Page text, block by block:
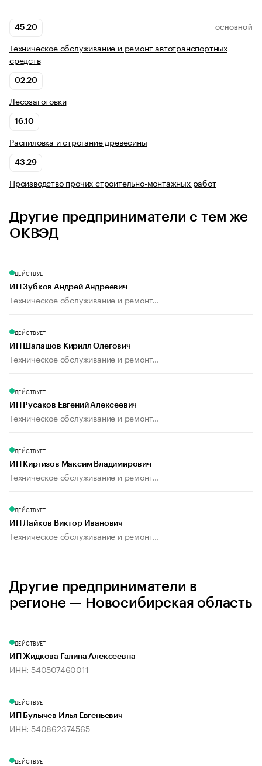
45.20 ОСНОВНОЙ
Техническое обслуживание и ремонт автотранспортных
средств
02.20
Лесозаготовки
16.10
Распиловка и строгание древесины
43.29
Производство прочих строительно-монтажных работ
Другие предприниматели с тем же
ОКВЭД
ДЕЙСТВУЕТ
ИП Зубков Андрей Андреевич
Техническое обслуживание и ремонт...
ДЕЙСТВУЕТ
ИП Шалашов Кирилл Олегович
Техническое обслуживание и ремонт...
ДЕЙСТВУЕТ
ИП Русаков Евгений Алексеевич
Техническое обслуживание и ремонт...
ДЕЙСТВУЕТ
ИП Киргизов Максим Владимирович
Техническое обслуживание и ремонт...
ДЕЙСТВУЕТ
ИП Лайков Виктор Иванович
Техническое обслуживание и ремонт...
Другие предприниматели в
регионе — Новосибирская область
ДЕЙСТВУЕТ
ИП Жидкова Галина Алексеевна
ИНН: 540507460011
ДЕЙСТВУЕТ
ИП Булычев Илья Евгеньевич
ИНН: 540862374565
ДЕЙСТВУЕТ